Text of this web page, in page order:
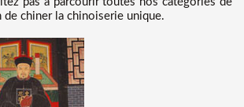
chiner la chinoiserie unique.